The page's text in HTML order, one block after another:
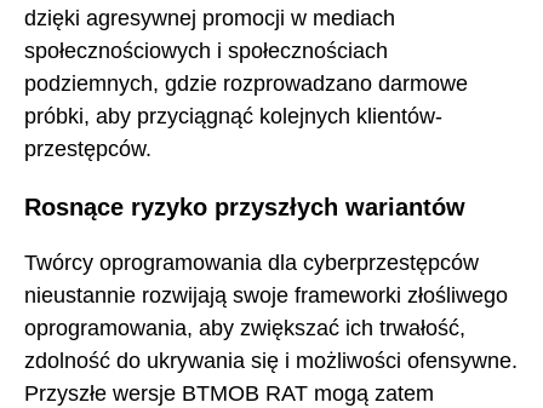
dzięki agresywnej promocji w mediach
społecznościowych i społecznościach
podziemnych, gdzie rozprowadzano darmowe
próbki, aby przyciągnąć kolejnych klientów-
przestępców.
Rosnące ryzyko przyszłych wariantów
Twórcy oprogramowania dla cyberprzestępców
nieustannie rozwijają swoje frameworki złośliwego
oprogramowania, aby zwiększać ich trwałość,
zdolność do ukrywania się i możliwości ofensywne.
Przyszłe wersje BTMOB RAT mogą zatem